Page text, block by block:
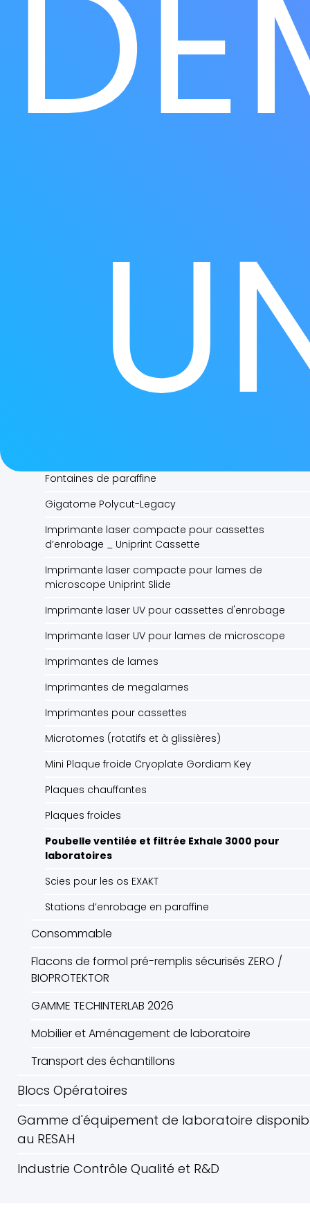
Chaine de coloration et de montage de lames
Cryostat sur pied semi-automatique M630 MEDITE
Déparaffineur de cassettes
Fontaines de paraffine
Gigatome Polycut-Legacy
Imprimante laser compacte pour cassettes
d’enrobage _ Uniprint Cassette
Imprimante laser compacte pour lames de
microscope Uniprint Slide
Imprimante laser UV pour cassettes d'enrobage
Imprimante laser UV pour lames de microscope
Imprimantes de lames
Imprimantes de megalames
Imprimantes pour cassettes
Microtomes (rotatifs et à glissières)
Mini Plaque froide Cryoplate Gordiam Key
Plaques chauffantes
Plaques froides
Poubelle ventilée et filtrée Exhale 3000 pour
laboratoires
Scies pour les os EXAKT
Stations d’enrobage en paraffine
Consommable
Flacons de formol pré-remplis sécurisés ZERO /
BIOPROTEKTOR
GAMME TECHINTERLAB 2026
Mobilier et Aménagement de laboratoire
Transport des échantillons
Blocs Opératoires
Gamme d'équipement de laboratoire
au RESAH
Industrie Contrôle Qualité et R&D